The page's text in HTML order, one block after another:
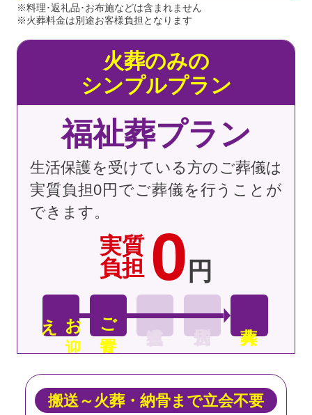
※料理･返礼品･お布施などは含まれません
※火葬料金は別途お客様負担となります
火葬のみの
シンプルプラン
福祉葬プラン
実質
負担 0 円
生活保護を受けている方のご葬儀は
実質負担0円でご葬儀を行うことが
できます。
お
迎
え ご安置
搬送～火葬・納骨まで立会不要